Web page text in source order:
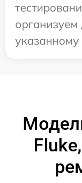
организуем
указанному